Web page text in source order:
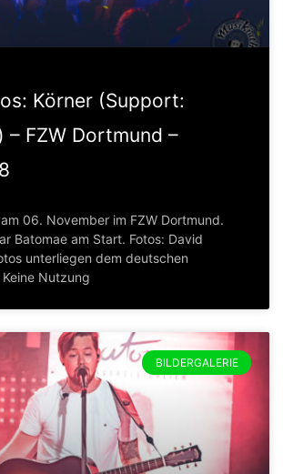
Körner (Support:
– FZW Dortmund –
06. November im FZW Dortmund.
Batomae am Start. Fotos: David
unterliegen dem deutschen
Nutzung
BILDERGALERIE